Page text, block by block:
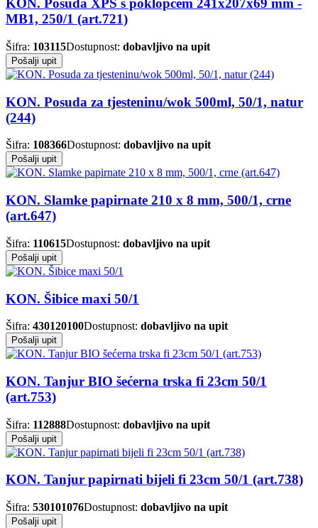
KON. Posuda XPS s poklopcem 241x207x69 mm -
MB1, 250/1 (art.721)
Šifra: 103115Dostupnost: dobavljivo na upit
Pošalji upit
KON. Posuda za tjesteninu/wok 500ml, 50/1, natur
(244)
Šifra: 108366Dostupnost: dobavljivo na upit
Pošalji upit
KON. Slamke papirnate 210 x 8 mm, 500/1, crne
(art.647)
Šifra: 110615Dostupnost: dobavljivo na upit
Pošalji upit
KON. Šibice maxi 50/1
Šifra: 430120100Dostupnost: dobavljivo na upit
Pošalji upit
KON. Tanjur BIO šećerna trska fi 23cm 50/1
(art.753)
Šifra: 112888Dostupnost: dobavljivo na upit
Pošalji upit
KON. Tanjur papirnati bijeli fi 23cm 50/1 (art.738)
Šifra: 530101076Dostupnost: dobavljivo na upit
Pošalji upit